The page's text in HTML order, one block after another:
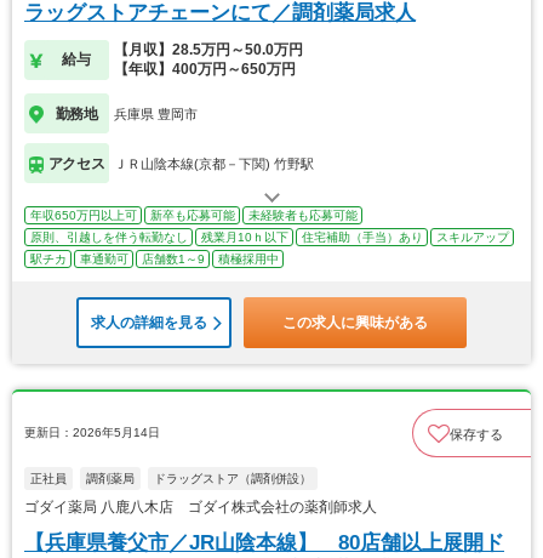
ラッグストアチェーンにて／調剤薬局求人
給与
【月収】28.5万円～50.0万円
【年収】400万円～650万円
勤務地 兵庫県 豊岡市
アクセス ＪＲ山陰本線(京都－下関) 竹野駅
年収650万円以上可 新卒も応募可能
未経験者も応募可能
原則、引越しを伴う転勤なし
残業月10ｈ以下 住宅補助（手当）あり
スキルアップ
駅チカ
車通勤可 店舗数1～9 積極採用中
求人の詳細を見る この求人に興味がある
更新日：2026年5月14日 保存する
正社員 調剤薬局 ドラッグストア（調剤併設）
ゴダイ薬局 八鹿八木店 ゴダイ株式会社の薬剤師求人
【兵庫県養父市／JR山陰本線】 80店舗以上展開ド